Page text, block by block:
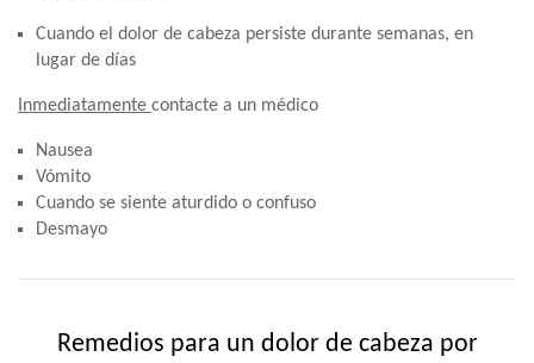
Cuando el dolor de cabeza persiste durante semanas, en
lugar de días
Inmediatamente contacte a un médico
Nausea
Vómito
Cuando se siente aturdido o confuso
Desmayo
Remedios para un dolor de cabeza por